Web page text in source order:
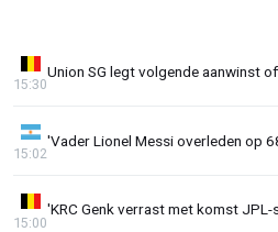
Union SG legt volgende aanwinst
15:30
'Vader Lionel Messi overleden op
15:02
'KRC Genk verrast met komst JPL-
15:00